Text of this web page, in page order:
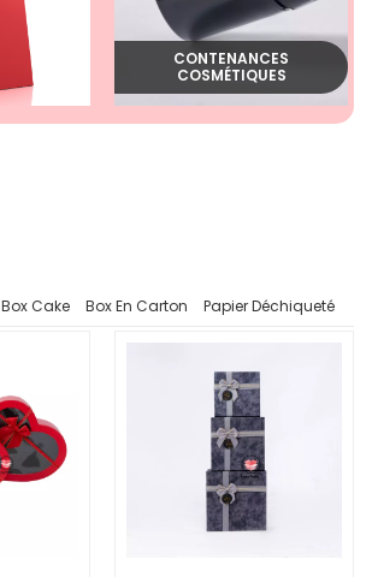
CONTENANCES
COSMÉTIQUES
Box Cake Box En Carton Papier Déchiqueté